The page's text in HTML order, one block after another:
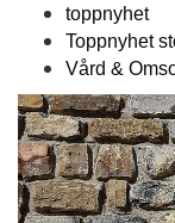
toppnyhet
Toppnyhet
Vård &